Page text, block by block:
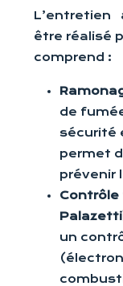
L’entretien
être réalisé
comprend :
de
sécurité
permet
prévenir
un